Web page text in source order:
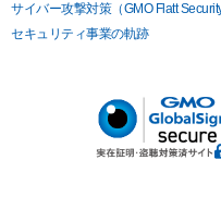
サイバー攻撃対策（GMO Flatt Security
セキュリティ事業の軌跡